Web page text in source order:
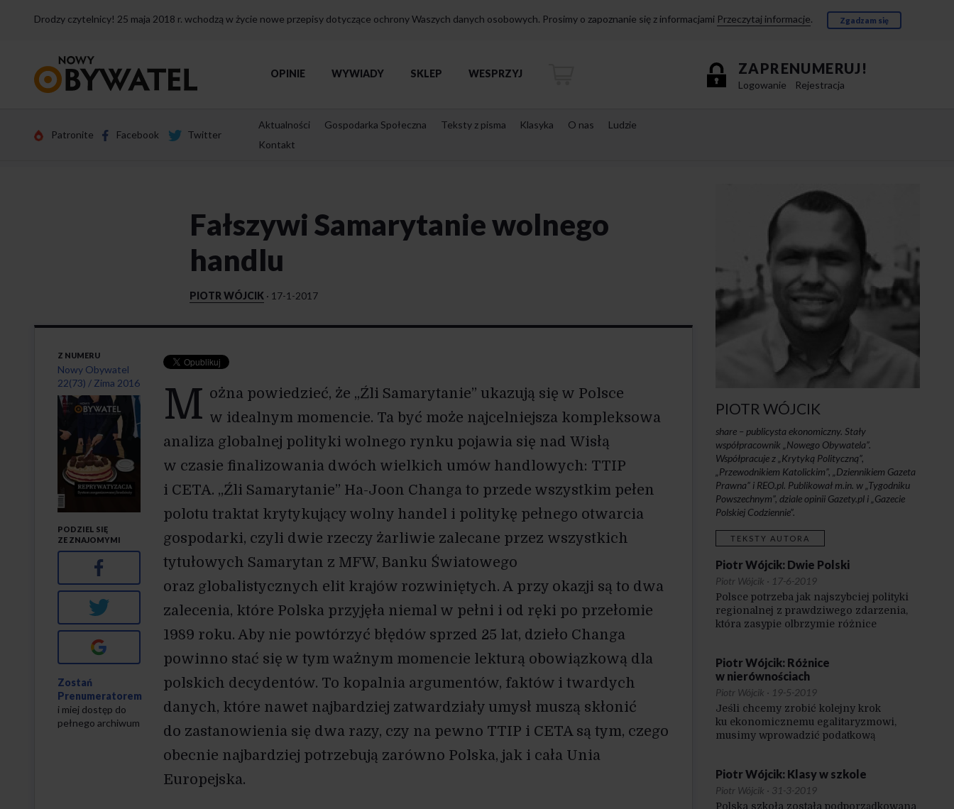
Drodzy czytelnicy! 25 maja 2018 r. wchodzą w życie nowe przepisy dotyczące ochrony Waszych danych osobowych. Prosimy o zapoznanie się z informacjami Przeczytaj informacje. Zgadzam się
strony
ZAPRENUMERUJ!
Logowanie Rejestracja
OPINIE WYWIADY SKLEP WESPRZYJ
Patronite Facebook Twitter
Aktualności Gospodarka Społeczna Teksty z pisma Klasyka O nas
Ludzie
Kontakt
Fałszywi Samarytanie wolnego
handlu
PIOTR WÓJCIK · 17-1-2017
M ożna powiedzieć, że „Źli Samarytanie” ukazują się w Polsce
w idealnym momencie. Ta być może najcelniejsza kompleksowa
analiza globalnej polityki wolnego rynku pojawia się nad Wisłą
w czasie finalizowania dwóch wielkich umów handlowych: TTIP
i CETA. „Źli Samarytanie” Ha-Joon Changa to przede wszystkim pełen
polotu traktat krytykujący wolny handel i politykę pełnego otwarcia
gospodarki, czyli dwie rzeczy żarliwie zalecane przez wszystkich
tytułowych Samarytan z MFW, Banku Światowego
oraz globalistycznych elit krajów rozwiniętych. A przy okazji są to dwa
zalecenia, które Polska przyjęła niemal w pełni i od ręki po przełomie
1989 roku. Aby nie powtórzyć błędów sprzed 25 lat, dzieło Changa
powinno stać się w tym ważnym momencie lekturą obowiązkową dla
polskich decydentów. To kopalnia argumentów, faktów i twardych
danych, które nawet najbardziej zatwardziały umysł muszą skłonić
do zastanowienia się dwa razy, czy na pewno TTIP i CETA są tym, czego
obecnie najbardziej potrzebują zarówno Polska, jak i cała Unia
Europejska.
Z NUMERU
Nowy Obywatel
22(73) / Zima 2016
" alt="">
PODZIEL SIĘ
ZE ZNAJOMYMI
Facebook
Twitter
Zostań
Prenumeratorem
i miej dostęp do
pełnego archiwum
PIOTR WÓJCIK
share – publicysta ekonomiczny. Stały
współpracownik „Nowego Obywatela”.
Współpracuje z „Krytyką Polityczną”,
„Przewodnikiem Katolickim”, „Dziennikiem Gazeta
Prawna” i REO.pl. Publikował m.in. w „Tygodniku
Powszechnym”, dziale opinii Gazety.pl i „Gazecie
Polskiej Codziennie”.
TEKSTY AUTORA
Piotr Wójcik: Dwie Polski
Piotr Wójcik · 17-6-2019
Polsce potrzeba jak najszybciej polityki
regionalnej z prawdziwego zdarzenia,
która zasypie olbrzymie różnice
Piotr Wójcik: Różnice
w nierównościach
Piotr Wójcik · 19-5-2019
Jeśli chcemy zrobić kolejny krok
ku ekonomicznemu egalitaryzmowi,
musimy wprowadzić podatkową
stawki europejskie.
Piotr Wójcik: Klasy w szkole
Piotr Wójcik · 31-3-2019
Polska szkoła została podporządkowana